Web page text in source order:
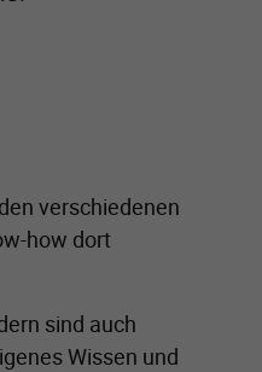
verschiedenen
how dort
sind auch
Wissen und